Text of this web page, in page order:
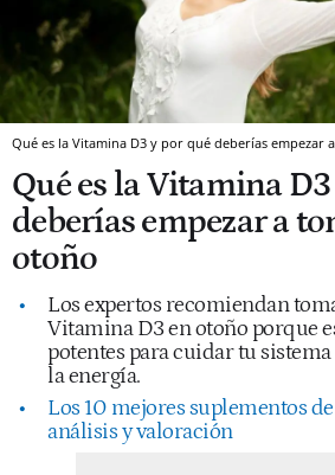
Qué es la Vitamina D3 y por qué deberías empezar
Qué es la Vitamina
deberías empezar a
otoño
Los expertos recomiendan
Vitamina D3 en otoño porque
potentes para cuidar tu
la energía.
Los 10 mejores suplementos
análisis y valoración